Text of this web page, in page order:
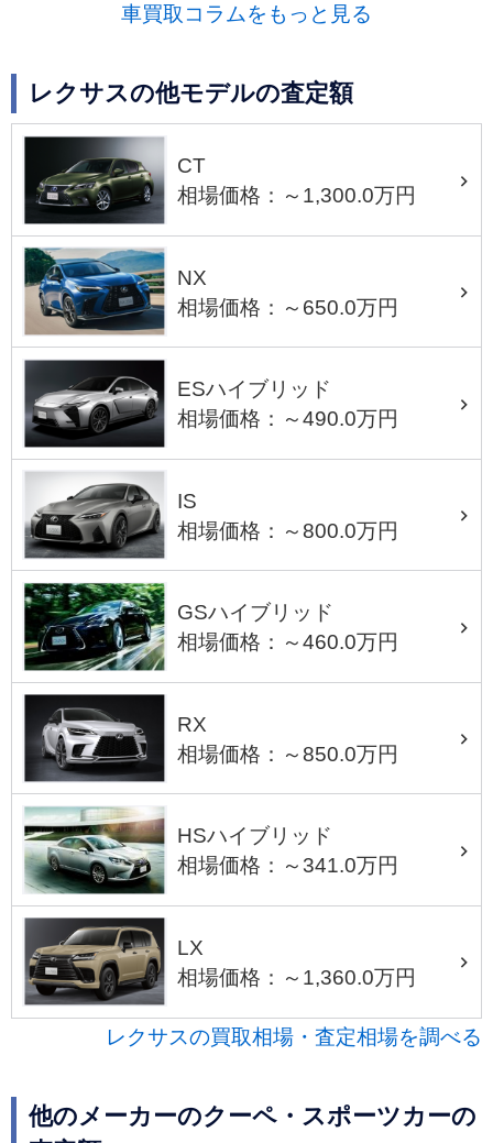
車買取コラムをもっと見る
レクサスの他モデルの査定額
CT
相場価格：～1,300.0万円
NX
相場価格：～650.0万円
ESハイブリッド
相場価格：～490.0万円
IS
相場価格：～800.0万円
GSハイブリッド
相場価格：～460.0万円
RX
相場価格：～850.0万円
HSハイブリッド
相場価格：～341.0万円
LX
相場価格：～1,360.0万円
レクサスの買取相場・査定相場を調べる
他のメーカーのクーペ・スポーツカーの